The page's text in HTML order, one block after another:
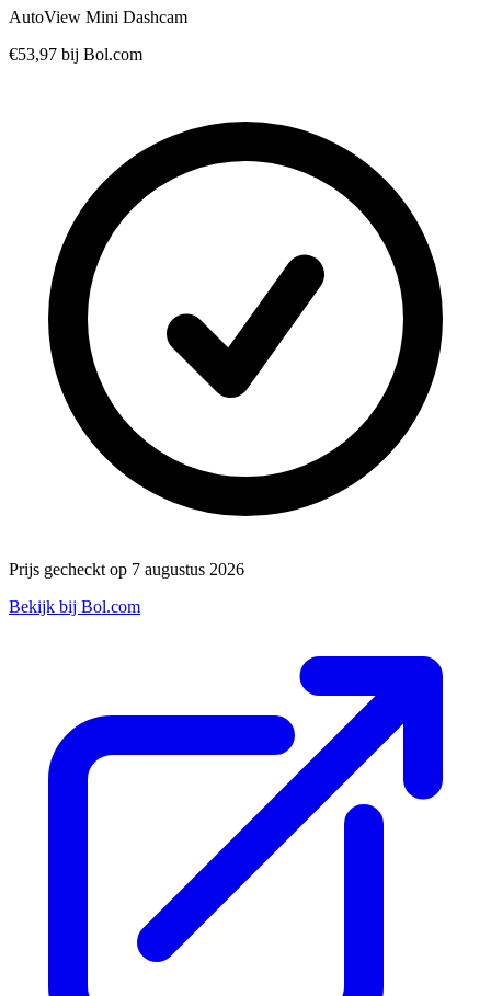
AutoView Mini Dashcam
€53,97 bij Bol.com
Prijs gecheckt op 7 augustus 2026
Bekijk bij Bol.com